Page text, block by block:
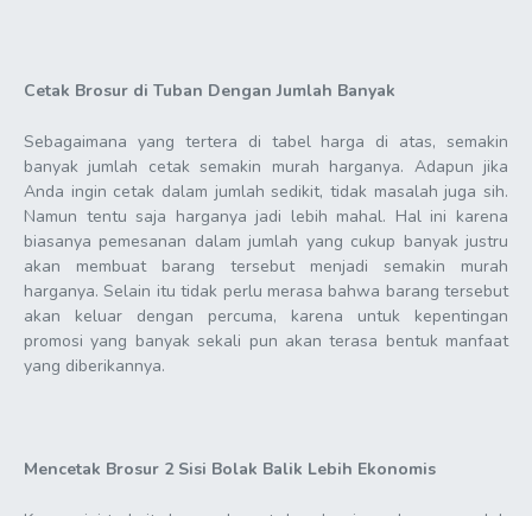
Cetak Brosur di Tuban Dengan Jumlah Banyak
Sebagaimana yang tertera di tabel harga di atas, semakin
banyak jumlah cetak semakin murah harganya. Adapun jika
Anda ingin cetak dalam jumlah sedikit, tidak masalah juga sih.
Namun tentu saja harganya jadi lebih mahal. Hal ini karena
biasanya pemesanan dalam jumlah yang cukup banyak justru
akan membuat barang tersebut menjadi semakin murah
harganya. Selain itu tidak perlu merasa bahwa barang tersebut
akan keluar dengan percuma, karena untuk kepentingan
promosi yang banyak sekali pun akan terasa bentuk manfaat
yang diberikannya.
Mencetak Brosur 2 Sisi Bolak Balik Lebih Ekonomis